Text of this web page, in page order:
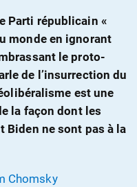
Parti républicain «
monde en ignorant
le proto-
de l’insurrection du
est une
la façon dont les
Biden ne sont pas à la
Chomsky